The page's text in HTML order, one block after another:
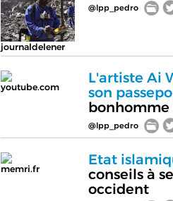
journaldelener
@lpp_pedro
youtube.com
L'artiste Ai
son
bonhomme
@lpp_pedro
memri.fr
Etat
conseils à
occident